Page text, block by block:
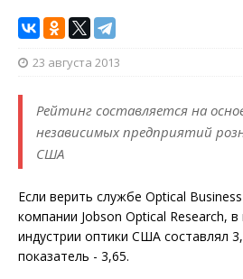
23 августа 2013
Рейтинг составляется на
независимых предприятий
США
Если верить службе Optical
компании Jobson Optical Research,
индустрии оптики США составлял
показатель - 3,65.